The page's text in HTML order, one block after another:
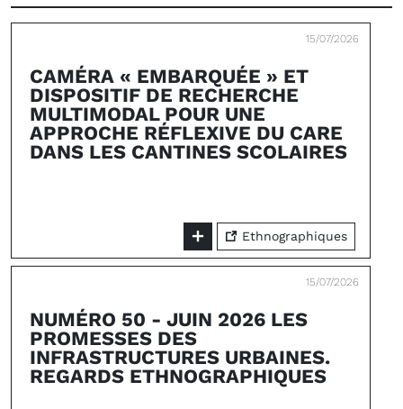
15/07/2026
CAMÉRA « EMBARQUÉE » ET
DISPOSITIF DE RECHERCHE
MULTIMODAL POUR UNE
APPROCHE RÉFLEXIVE DU CARE
DANS LES CANTINES SCOLAIRES
Ethnographiques
15/07/2026
NUMÉRO 50 - JUIN 2026 LES
PROMESSES DES
INFRASTRUCTURES URBAINES.
REGARDS ETHNOGRAPHIQUES